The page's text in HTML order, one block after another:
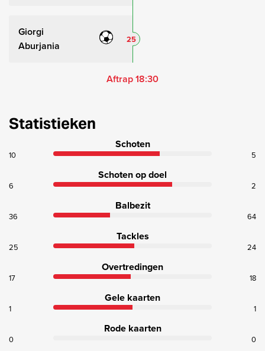
Giorgi
Aburjania
25
Aftrap 18:30
Statistieken
Schoten
10 5
Schoten op doel
6 2
Balbezit
36 64
Tackles
25 24
Overtredingen
17 18
Gele kaarten
1 1
Rode kaarten
0 0